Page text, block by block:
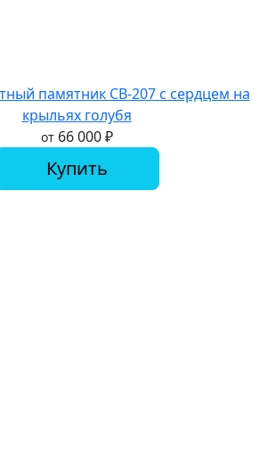
памятник СВ-207 с сердцем на
крыльях голубя
от 66 000₽
Купить